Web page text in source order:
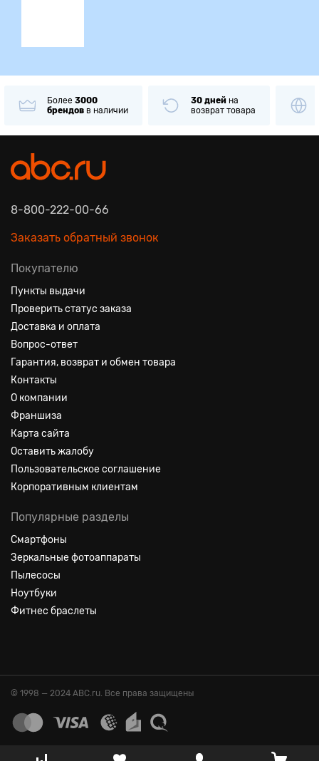
30 днейна
возврат товара
Толькооригинальные
товарыизвестных брендов
8-800-222-00-66
Заказать обратный звонок
Покупателю
Пункты выдачи
Проверить статус заказа
Доставка и оплата
Вопрос-ответ
Гарантия, возврат и обмен товара
Контакты
О компании
Франшиза
Карта сайта
Оставить жалобу
Пользовательское соглашение
Корпоративным клиентам
Популярные разделы
Смартфоны
Зеркальные фотоаппараты
Пылесосы
Ноутбуки
Фитнес браслеты
© 1998 — 2024 ABC.ru. Все права защищены